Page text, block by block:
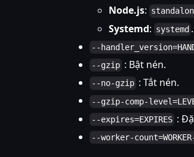
Node.js:
Systemd: systemd .
--
--gzip : Bật nén.
--no-gzip : Tắt nén.
--gzip-comp-
--expires=EXPIRES :
--worker-count=WORKER-